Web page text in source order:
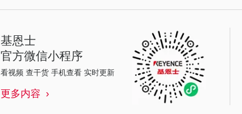
基恩士
官方微信小程序
看视频 查干货 手机查看 实时更新
更多内容